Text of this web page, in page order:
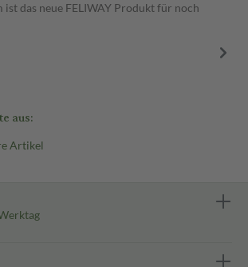
ist das neue FELIWAY Produkt für noch
aus:
Artikel